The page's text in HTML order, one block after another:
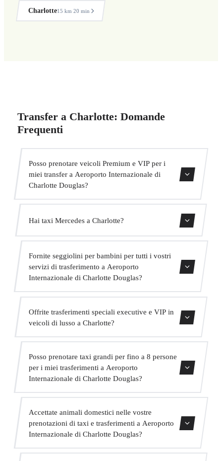
Charlotte15 km·20 min
Transfer a Charlotte: Domande
Frequenti
Posso prenotare veicoli Premium e VIP per i
miei transfer a Aeroporto Internazionale di
Charlotte Douglas?
Sì, abbiamo veicoli Mercedes-Benz E-Class e S-Class per
il nostro servizio VIP. Puoi selezionarli durante il processo
di prenotazione.
Hai taxi Mercedes a Charlotte?
servizi executive e VIP. Puoi richiederne uno al momento
della prenotazione.
Fornite seggiolini per bambini per tutti i vostri
servizi di trasferimento a Aeroporto
Internazionale di Charlotte Douglas?
1, 2 e 3) completamente gratuiti. Basta indicarlo al
Offrite trasferimenti speciali executive e VIP in
veicoli di lusso a Charlotte?
Mercedes di alta gamma, un autista in abito bilingue e
extra come acqua e WiFi a bordo.
Posso prenotare taxi grandi per fino a 8 persone
per i miei trasferimenti a Aeroporto
Internazionale di Charlotte Douglas?
minibus per fino a 16 passeggeri per grandi gruppi.
Accettate animali domestici nelle vostre
prenotazioni di taxi e trasferimenti a Aeroporto
Internazionale di Charlotte Douglas?